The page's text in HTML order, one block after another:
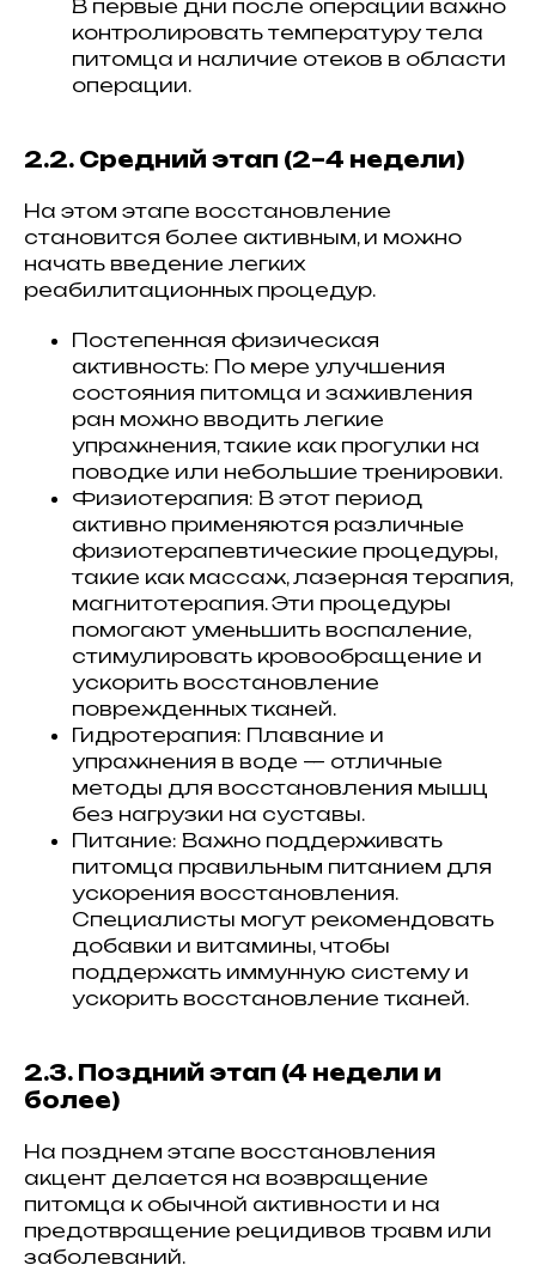
В первые дни после операции важно
контролировать температуру тела
питомца и наличие отеков в области
операции.
2.2. Средний этап (2–4 недели)
На этом этапе восстановление
становится более активным, и можно
начать введение легких
реабилитационных процедур.
Постепенная физическая
активность: По мере улучшения
состояния питомца и заживления
ран можно вводить легкие
упражнения, такие как прогулки на
поводке или небольшие тренировки.
Физиотерапия: В этот период
активно применяются различные
физиотерапевтические процедуры,
такие как массаж, лазерная терапия,
магнитотерапия. Эти процедуры
помогают уменьшить воспаление,
стимулировать кровообращение и
ускорить восстановление
поврежденных тканей.
Гидротерапия: Плавание и
упражнения в воде — отличные
методы для восстановления мышц
без нагрузки на суставы.
Питание: Важно поддерживать
питомца правильным питанием для
ускорения восстановления.
Специалисты могут рекомендовать
добавки и витамины, чтобы
поддержать иммунную систему и
ускорить восстановление тканей.
2.3. Поздний этап (4 недели и
более)
На позднем этапе восстановления
акцент делается на возвращение
питомца к обычной активности и на
предотвращение рецидивов травм или
заболеваний.